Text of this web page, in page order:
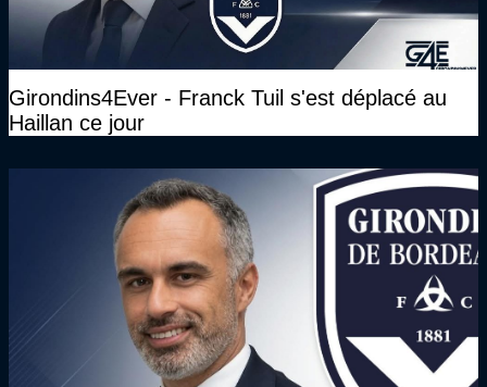
Girondins4Ever - Franck Tuil s'est déplacé au
Haillan ce jour